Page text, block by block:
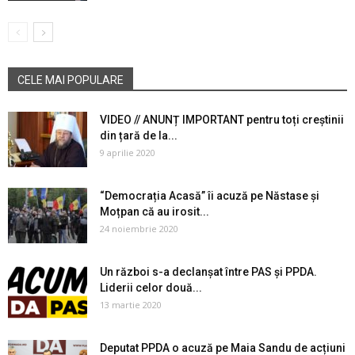
CELE MAI POPULARE
VIDEO // ANUNȚ IMPORTANT pentru toți creștinii
din țară de la...
9 aprilie 2020
“Democrația Acasă” îi acuză pe Năstase și
Moțpan că au irosit...
24 noiembrie 2020
Un război s-a declanșat între PAS și PPDA.
Liderii celor două...
13 martie 2020
Deputat PPDA o acuză pe Maia Sandu de acțiuni